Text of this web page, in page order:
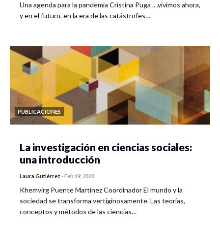
Una agenda para la pandemia Cristina Puga .. .vivimos ahora,
y en el futuro, en la era de las catástrofes…
PUBLICACIONES
La investigación en ciencias sociales:
una introducción
Laura Gutiérrez -Feb 19, 2020
Khemvirg Puente Martínez Coordinador El mundo y la
sociedad se transforma vertiginosamente. Las teorías,
conceptos y métodos de las ciencias…